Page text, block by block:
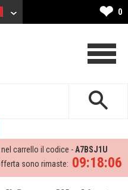
❤ 0
carrello il codice -A7BSJ1U
09:18:05
sono rimaste: